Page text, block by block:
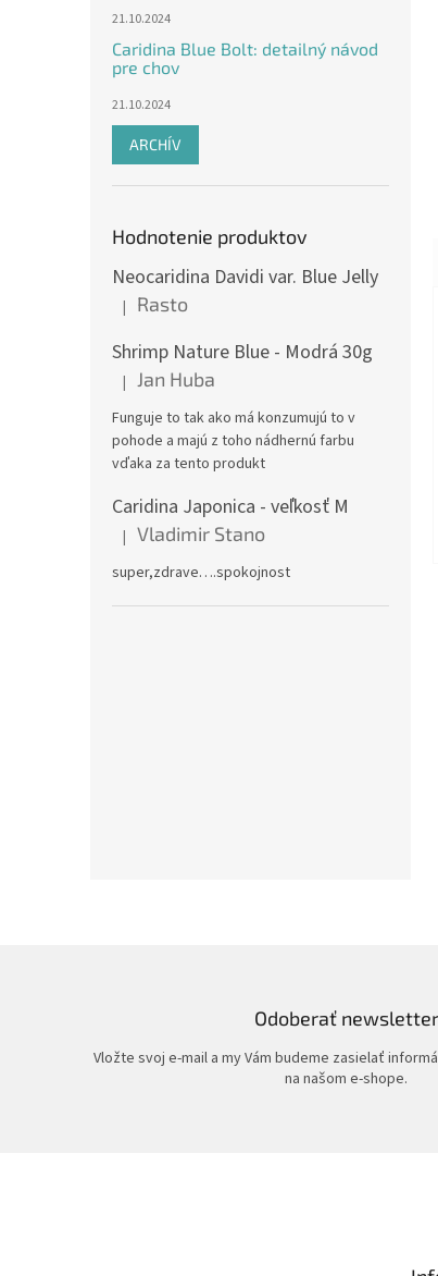
21.10.2024
Caridina Blue Bolt: detailný návod
pre chov
21.10.2024
ARCHÍV
Hodnotenie produktov
Neocaridina Davidi var. Blue Jelly
Hodnotenie produktu je 5 z 5 hviezdičiek.
| Rasto
Shrimp Nature Blue - Modrá 30g
Hodnotenie produktu je 5 z 5 hviezdičiek.
| Jan Huba
Funguje to tak ako má konzumujú to v
pohode a majú z toho nádhernú farbu
vďaka za tento produkt
Caridina Japonica - veľkosť M
Hodnotenie produktu je 5 z 5 hviezdičiek.
| Vladimir Stano
super,zdrave….spokojnost
Odoberať newsletter
Vložte svoj e-mail a my Vám budeme zasielať
na našom e-shope.